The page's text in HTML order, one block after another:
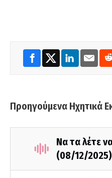
Προηγούμενα Ηχητικά
Να τα λέτε
(08/12/2025)